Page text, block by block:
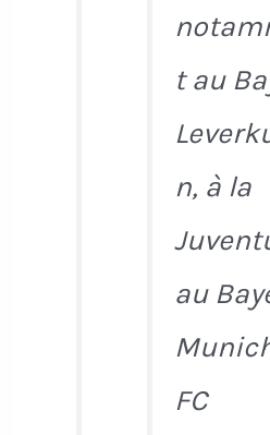
t au
n, à la
au
FC